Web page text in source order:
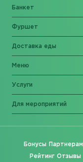
Банкет
Фуршет
Доставка еды
Меню
Услуги
Для мероприятий
Бонусы Партнерам
Рейтинг Отзывы